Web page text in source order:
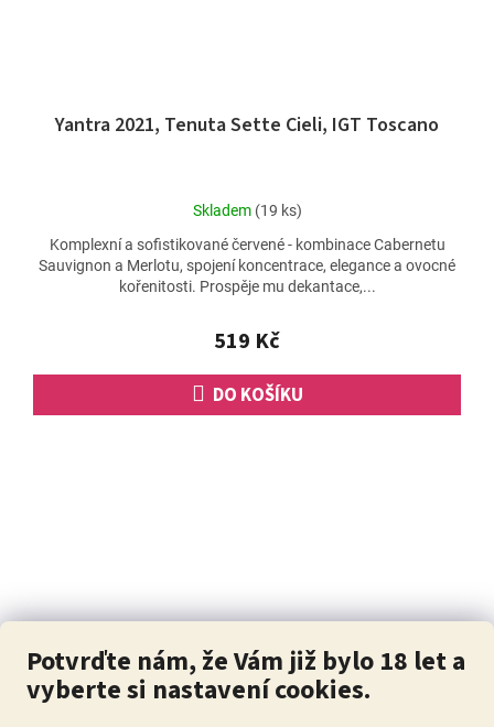
Potvrďte nám, že Vám již bylo 18 let a
vyberte si nastavení cookies.
Yantra 2021, Tenuta Sette Cieli, IGT Toscano
Průměrné
produktu
je
5,0
5
hvězdiček.
Skladem (19 ks)
519 Kč
DO KOŠÍKU
Komplexní a sofistikované červené - kombinace Cabernetu
Sauvignon a Merlotu, spojení koncentrace, elegance a ovocné
kořenitosti. Prospěje mu dekantace,...